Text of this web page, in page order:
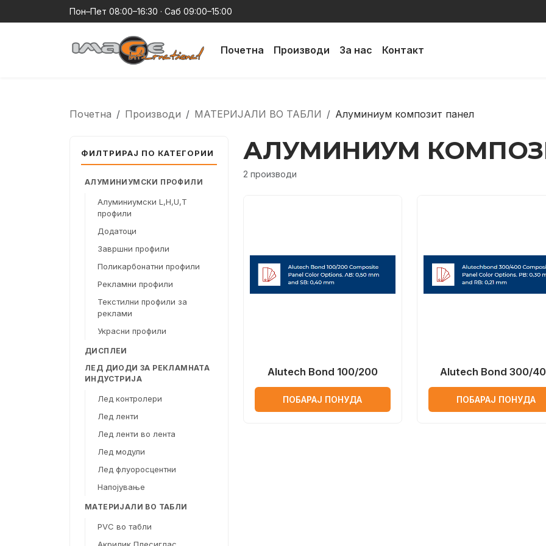
Пон–Пет 08:00–16:30 · Саб 09:00–15:00
Почетна Производи За нас Контакт
Почетна Производи МАТЕРИЈАЛИ ВО ТАБЛИ Алуминиум композит панел
ФИЛТРИРАЈ ПО КАТЕГОРИИ
АЛУМИНИУМСКИ ПРОФИЛИ
Алуминиумски L,H,U,T
профили
Додатоци
Завршни профили
Поликарбонатни профили
Рекламни профили
Текстилни профили за
реклами
Украсни профили
ДИСПЛЕИ
ЛЕД ДИОДИ ЗА РЕКЛАМНАТА
ИНДУСТРИЈА
Лед контролери
Лед ленти
Лед ленти во лента
Лед модули
Лед флуоросцентни
Напојување
МАТЕРИЈАЛИ ВО ТАБЛИ
PVC во табли
АЛУМИНИУМ
2 производи
Alutech Bond 100/200
ПОБАРАЈ ПОНУДА
Alutech Bond 300/
ПОБАРАЈ ПОНУДА